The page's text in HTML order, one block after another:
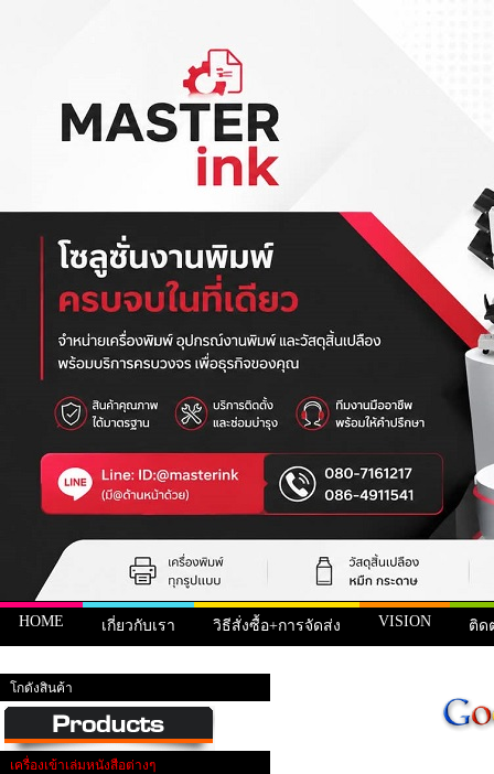
HOME เกี่ยวกับเรา วิธีสั่งซื้อ+การจัดส่ง VISION ติด
โกดังสินค้า
เครื่องเข้าเล่มหนังสือต่างๆ